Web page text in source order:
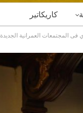
كاريكاتير
المجتمعات العمرانية الجديدة